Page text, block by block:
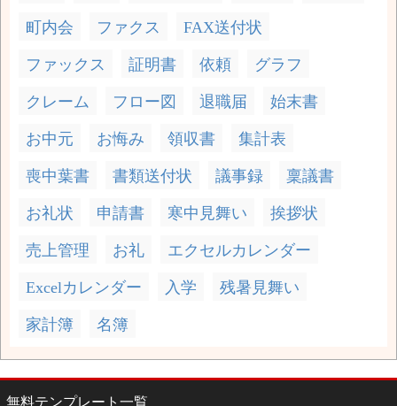
町内会 ファクス FAX送付状
ファックス 証明書 依頼 グラフ
クレーム フロー図 退職届 始末書
お中元 お悔み 領収書 集計表
喪中葉書 書類送付状 議事録 稟議書
お礼状 申請書 寒中見舞い 挨拶状
売上管理 お礼 エクセルカレンダー
Excelカレンダー 入学 残暑見舞い
家計簿 名簿
無料テンプレート一覧